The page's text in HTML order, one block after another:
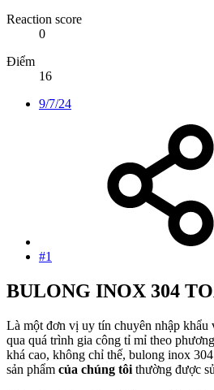
Reaction score
0
Điểm
16
9/7/24
#1
BULONG INOX 304
Là một đơn vị uy tín chuyên nhập khẩu
qua quá trình gia công tỉ mỉ theo
khá cao, không chỉ thế, bulong inox
sản phẩm của chúng tôi thường được